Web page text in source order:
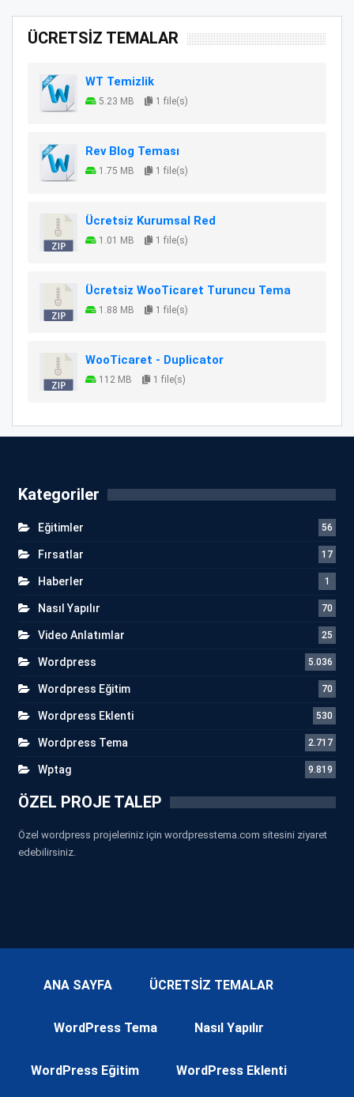
ÜCRETSİZ TEMALAR
WT Temizlik
5.23 MB 1 file(s)
Rev Blog Teması
1.75 MB 1 file(s)
Ücretsiz Kurumsal Red
1.01 MB 1 file(s)
Ücretsiz WooTicaret Turuncu Tema
1.88 MB 1 file(s)
WooTicaret - Duplicator
112 MB 1 file(s)
Kategoriler
Eğitimler 56
Fırsatlar 17
Haberler 1
Nasıl Yapılır 70
Video Anlatımlar 25
Wordpress 5.036
Wordpress Eğitim 70
Wordpress Eklenti 530
Wordpress Tema 2.717
Wptag 9.819
ÖZEL PROJE TALEP
Özel wordpress projeleriniz için wordpresstema.com sitesini ziyaret
edebilirsiniz.
ANA SAYFA ÜCRETSİZ TEMALAR
WordPress Tema Nasıl Yapılır
WordPress Eğitim WordPress Eklenti